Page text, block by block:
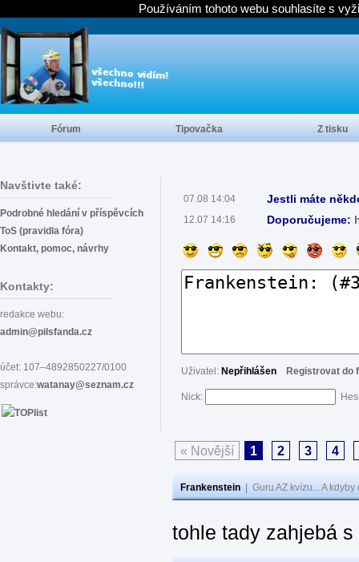
Navštivte také:
Podrobné hledání v příspěvcích
ToS (pravidla fóra)
Kontakt, pomoc, návrhy
Kontakty:
redakce webu:
admin@pilsfanda.cz
účet: 107–4892850227/0100
správce:watanay@seznam.cz
07.08 14:04 Jestli máte
12.07 14:16 Doporučujeme:
Uživatel: Nepřihlášen Registrovat do
Nick:
« Novější 1 2 3 4
Frankenstein Guru AZ kvízu... A
tohle tady zahjebá
Fórum Tipovačka Z tisku
Používáním tohoto webu souhlasíte s